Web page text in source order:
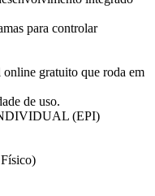
para controlar
gratuito que roda em
de uso.
(EPI)